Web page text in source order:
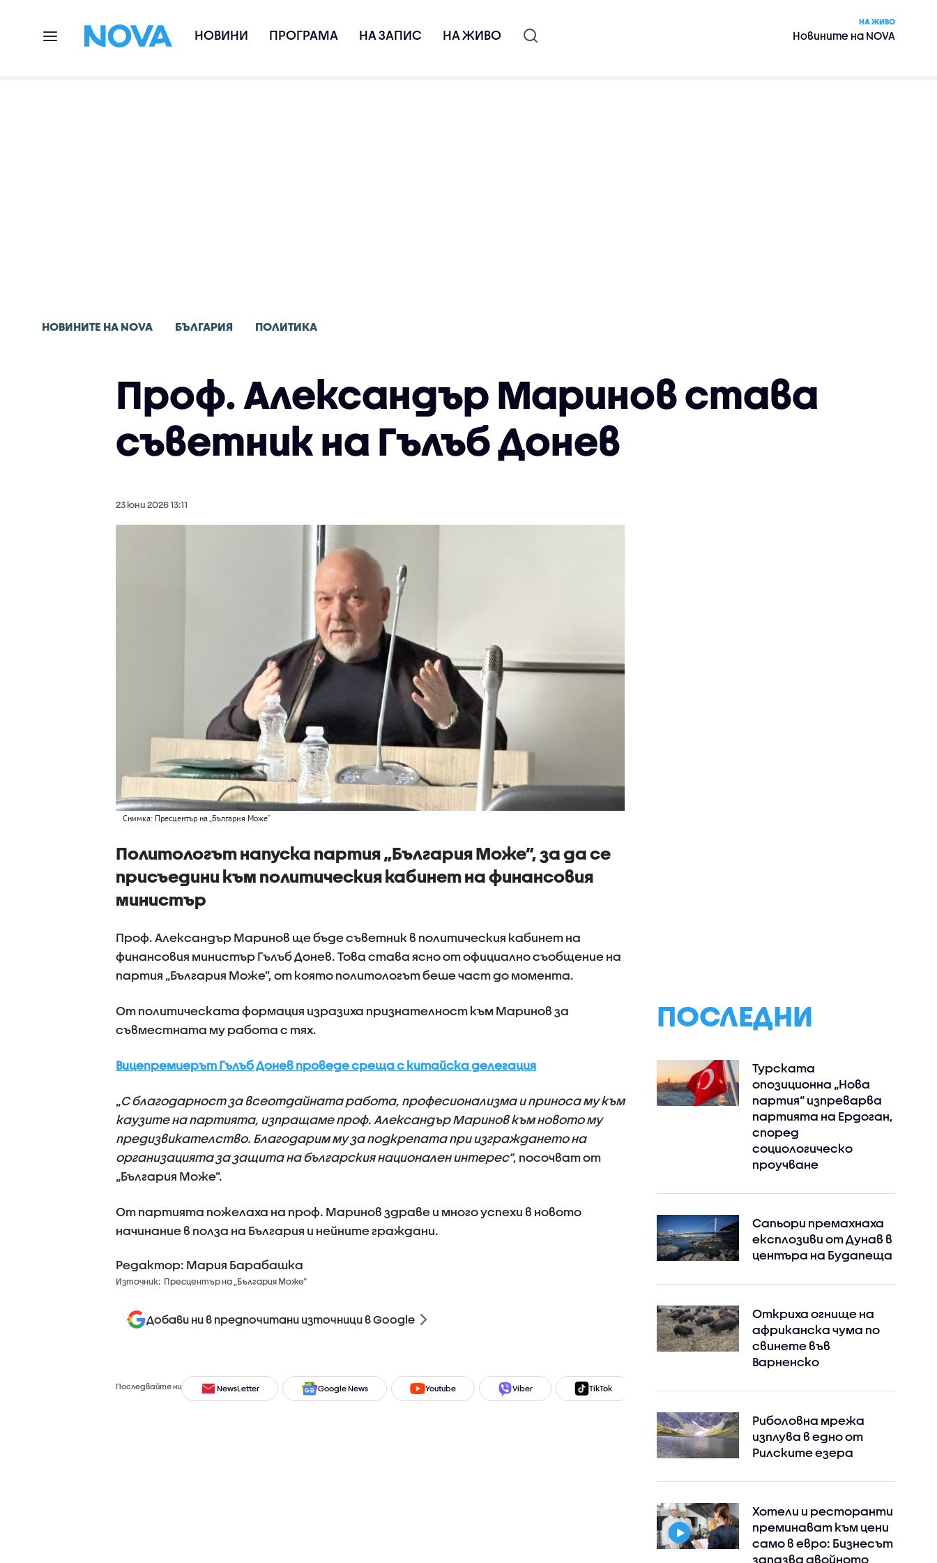
НОВИНИ ПРОГРАМА НА ЗАПИС НА ЖИВО
НА ЖИВО
Новините на NOVA
НОВИНИТЕ НА NOVA БЪЛГАРИЯ ПОЛИТИКА
Проф. Александър Маринов става
съветник на Гълъб Донев
23 юни 2026 13:11
Снимка: Пресцентър на „България Може“
Политологът напуска партия „България Може”, за да се
присъедини към политическия кабинет на финансовия
министър
Проф. Александър Маринов ще бъде съветник в политическия кабинет на
финансовия министър Гълъб Донев. Това става ясно от официално съобщение на
партия „България Може”, от която политологът беше част до момента.
От политическата формация изразиха признателност към Маринов за
съвместната му работа с тях.
Вицепремиерът Гълъб Донев проведе среща с китайска делегация
„С благодарност за всеотдайната работа, професионализма и приноса му към
каузите на партията, изпращаме проф. Александър Маринов към новото му
предизвикателство. Благодарим му за подкрепата при изграждането на
организацията за защита на българския национален интерес”, посочват от
„България Може”.
От партията пожелаха на проф. Маринов здраве и много успехи в новото
начинание в полза на България и нейните граждани.
Редактор: Мария Барабашка
Източник: Пресцентър на „България Може“
Добави ни в предпочитани източници в Google
Последвайте ни NewsLetter Google News Youtube Viber TikTok
ПОСЛЕДНИ
Турската
опозиционна „Нова
партия“ изпреварва
партията на Ердоган,
според
социологическо
проучване
Сапьори премахнаха
експлозиви от Дунав в
центъра на Будапеща
Откриха огнище на
африканска чума по
свинете във
Варненско
Риболовна мрежа
изплува в едно от
Рилските езера
Хотели и ресторанти
преминават към цени
само в евро: Бизнесът
запазва двойното